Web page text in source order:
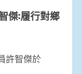
傑:履行對鄉
許智傑於